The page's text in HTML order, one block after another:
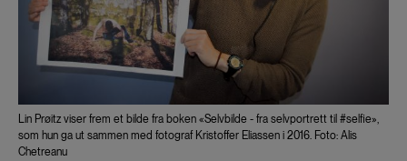
Lin Prøitz viser frem et bilde fra boken «Selvbilde - fra selvportrett til #selfie»,
som hun ga ut sammen med fotograf Kristoffer Eliassen i 2016. Foto: Alis
Chetreanu